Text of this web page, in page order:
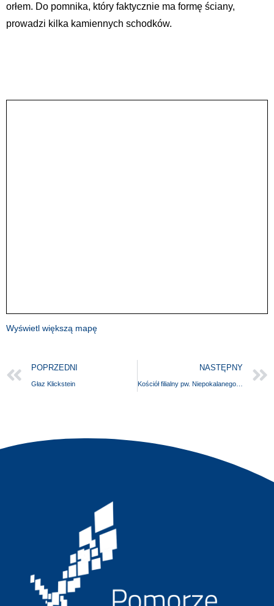
orłem. Do pomnika, który faktycznie ma formę ściany,
prowadzi kilka kamiennych schodków.
Wyświetl większą mapę
POPRZEDNI
Głaz Klickstein
NASTĘPNY
Kościół filialny pw. Niepokalanego Serca NMP